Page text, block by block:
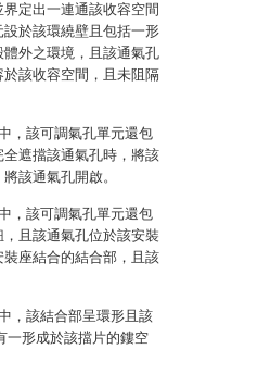
定出一連通該收容空間
於該環繞壁且包括一形
外之環境，且該通氣孔
該收容空間，且未阻隔
，該可調氣孔單元還包
遮擋該通氣孔時，將該
該通氣孔開啟。
，該可調氣孔單元還包
且該通氣孔位於該安裝
座結合的結合部，且該
，該結合部呈環形且該
一形成於該擋片的鏤空